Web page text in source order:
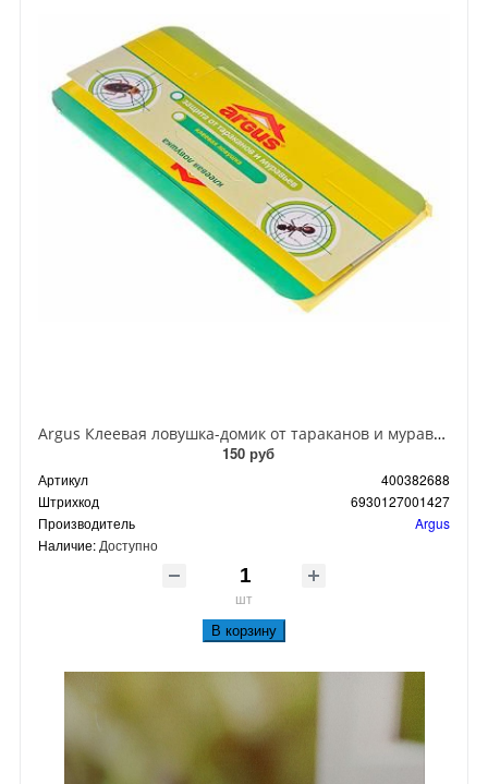
Argus Клеевая ловушка-домик от тараканов и муравьев
150 руб
Артикул
400382688
Штрихкод
6930127001427
Производитель
Argus
Наличие: Доступно
шт
В корзину